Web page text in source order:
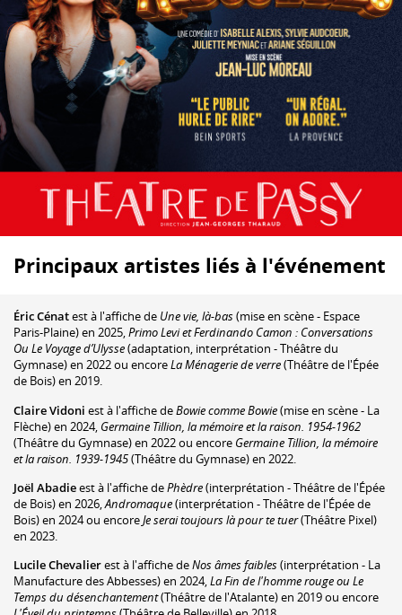
Principaux artistes liés à l'événement
Éric Cénatest à l'affiche de Une vie, là-bas(mise en scène - Espace
Paris-Plaine) en 2025,Primo Levi et Ferdinando Camon : Conversations
Ou Le Voyage d’Ulysse(adaptation, interprétation - Théâtre du
Gymnase) en 2022 ou encoreLa Ménagerie de verre(Théâtre de l'Épée
de Bois) en 2019.
Claire Vidoni est à l'affiche deBowie comme Bowie(mise en scène - La
Flèche) en 2024, Germaine Tillion, la mémoire et la raison. 1954-1962
(Théâtre du Gymnase) en 2022 ou encore Germaine Tillion, la mémoire
et la raison. 1939-1945(Théâtre du Gymnase) en 2022.
Joël Abadieest à l'affiche dePhèdre(interprétation - Théâtre de l'Épée
de Bois) en 2026,Andromaque(interprétation - Théâtre de l'Épée de
Bois) en 2024 ou encoreJe serai toujours là pour te tuer(Théâtre Pixel)
en 2023.
Lucile Chevalierest à l'affiche deNos âmes faibles(interprétation - La
Manufacture des Abbesses) en 2024,La Fin de l'homme rouge ou Le
Temps du désenchantement(Théâtre de l'Atalante) en 2019 ou encore